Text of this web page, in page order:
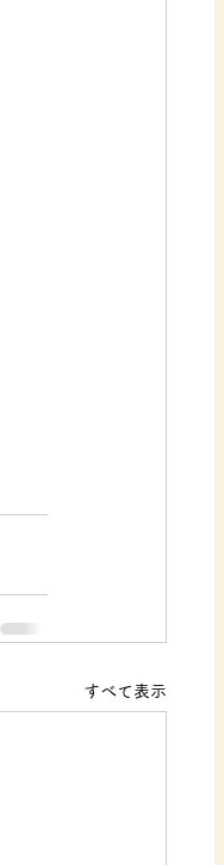
すべて表示